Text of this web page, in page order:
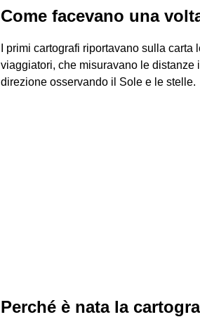
Come facevano una
I primi cartografi riportavano sulla
viaggiatori, che misuravano le
direzione osservando il Sole e le stelle.
Perché è nata la